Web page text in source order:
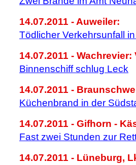
14.07.2011 - Auweiler:
Tödlicher Verkehrsunfall
14.07.2011 - Wachrevier:
Binnenschiff schlug Leck
14.07.2011 -
Küchenbrand in der
14.07.2011 - Gifhorn -
Fast zwei Stunden zur
14.07.2011 - Lüneburg,